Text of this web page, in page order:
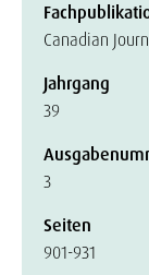
Canadian
Jahrgang
39
3
Seiten
901-931